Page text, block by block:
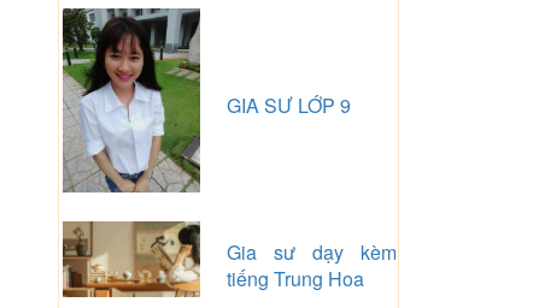
GIA SƯ LỚP 9
Gia sư dạy kèm
tiếng Trung Hoa